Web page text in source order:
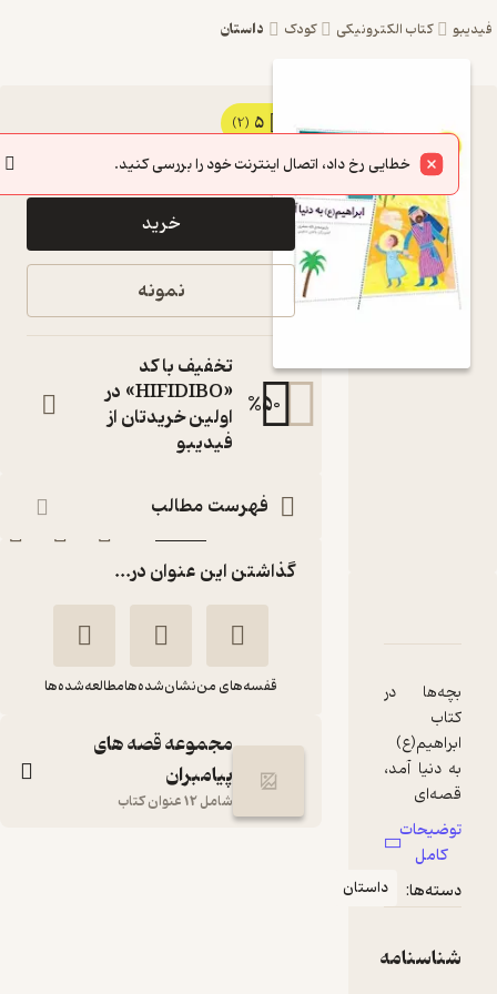
کتاب الکترونیکی کودک داستان
کتاب
ابراهیم
(ع) به دنیا
آمد جلد 6
جعفری
نشر افق
مجموعه قصه
های پیامبران
کتاب
متنی
لاله جعفری
بچه‌ها در
کتاب
ابراهیم(ع)
به دنیا آمد،
قصه‌ای
زندگی
حضرت
ابراهیم را با
روایتی تازه،
و نثری روان
توضیحات
کامل
دسته‌ها:
داستان
شناسنامه
٪10
82,000
73,800
خرید
نمونه
%
تخفیف با کد
«HIFIDIBO» در
اولین خریدتان از
فیدیبو
فهرست مطالب
گذاشتن این عنوان در...
قفسه‌های من نشان‌شده‌هامطالعه‌شده‌ها
مجموعه قصه های
پیامبران
شامل 12 عنوان کتاب
خطایی رخ داد، اتصال اینترنت خود را بررسی کنید.